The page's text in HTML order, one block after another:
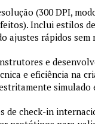
(300 DPI,
Inclui estilos
ajustes rápidos sem
e
e eficiência na
simulado
de check-in